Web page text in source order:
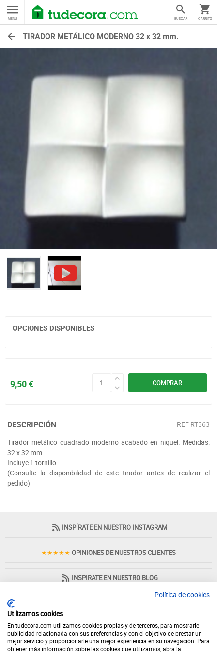
MENU CARRITO
BUSCAR
TIRADOR METÁLICO MODERNO 32 x 32 mm.
OPCIONES DISPONIBLES
COMPRAR
9,50 €
DESCRIPCIÓN REF RT363
Tirador metálico cuadrado moderno acabado en niquel. Medidas:
32 x 32 mm.
Incluye 1 tornillo.
(Consulte la disponibilidad de este tirador antes de realizar el
pedido).
INSPÍRATE EN NUESTRO INSTAGRAM
★★★★★ OPINIONES DE NUESTROS CLIENTES
INSPIRATE EN NUESTRO BLOG
PAGO 100% SEGURO
Política de cookies
Utilizamos cookies
En tudecora.com utilizamos cookies propias y de terceros, para mostrarle
publicidad relacionada con sus preferencias y con el objetivo de prestar un
mejor servicio y proporcionarle una mejor experiencia en su navegación. Para
obtener más información sobre las cookies que utilizamos, abra la